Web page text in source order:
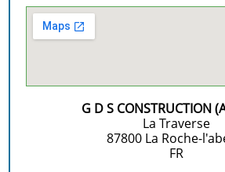
G D S CONSTRUCTION
La Traverse
87800 La Roche-
FR